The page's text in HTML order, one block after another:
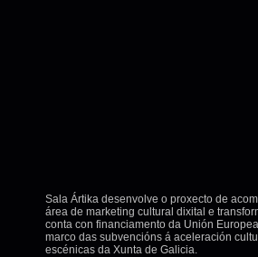
Sala Ártika desenvolve o proxecto de
área de marketing cultural dixital e
conta con financiamento da Unión
marco das subvencións á aceleración
escénicas da Xunta de Galicia.